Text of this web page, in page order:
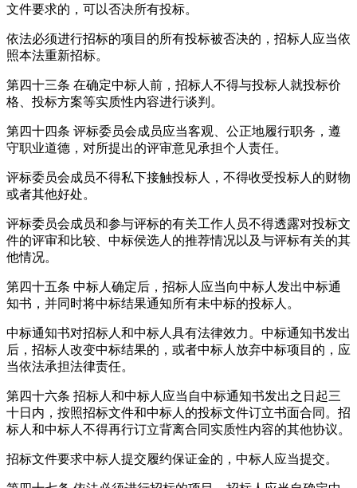
文件要求的，可以否决所有投标。
依法必须进行招标的项目的所有投标被否决的，招标人应当依
照本法重新招标。
第四十三条 在确定中标人前，招标人不得与投标人就投标价
格、投标方案等实质性内容进行谈判。
第四十四条 评标委员会成员应当客观、公正地履行职务，遵
守职业道德，对所提出的评审意见承担个人责任。
评标委员会成员不得私下接触投标人，不得收受投标人的财物
或者其他好处。
评标委员会成员和参与评标的有关工作人员不得透露对投标文
件的评审和比较、中标侯选人的推荐情况以及与评标有关的其
他情况。
第四十五条 中标人确定后，招标人应当向中标人发出中标通
知书，并同时将中标结果通知所有未中标的投标人。
中标通知书对招标人和中标人具有法律效力。中标通知书发出
后，招标人改变中标结果的，或者中标人放弃中标项目的，应
当依法承担法律责任。
第四十六条 招标人和中标人应当自中标通知书发出之日起三
十日内，按照招标文件和中标人的投标文件订立书面合同。招
标人和中标人不得再行订立背离合同实质性内容的其他协议。
招标文件要求中标人提交履约保证金的，中标人应当提交。